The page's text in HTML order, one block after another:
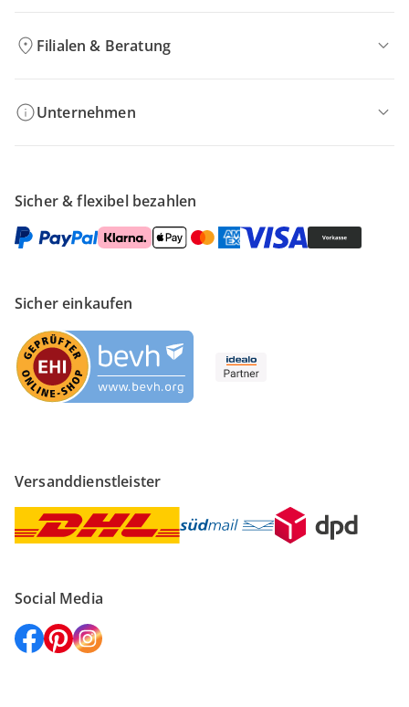
Filialen & Beratung
Unternehmen
Sicher & flexibel bezahlen
Sicher einkaufen
Versanddienstleister
Social Media